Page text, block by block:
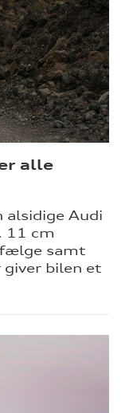
alle
Audi
11 cm
samt
bilen et